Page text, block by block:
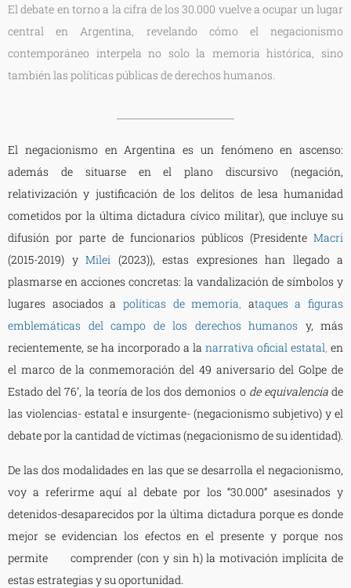
El debate en torno a la cifra de los 30.000 vuelve a ocupar un lugar
central en Argentina, revelando cómo el negacionismo
contemporáneo interpela no solo la memoria histórica, sino
también las políticas públicas de derechos humanos.
El negacionismo en Argentina es un fenómeno en ascenso:
además de situarse en el plano discursivo (negación,
relativización y justificación de los delitos de lesa humanidad
cometidos por la última dictadura cívico militar), que incluye su
difusión por parte de funcionarios públicos (Presidente Macri
(2015-2019) y Milei (2023)), estas expresiones han llegado a
plasmarse en acciones concretas: la vandalización de símbolos y
lugares asociados a políticas de memoria, ataques a figuras
emblemáticas del campo de los derechos humanos y, más
recientemente, se ha incorporado a la narrativa oficial estatal, en
el marco de la conmemoración del 49 aniversario del Golpe de
Estado del 76’, la teoría de los dos demonios o de equivalenciade
las violencias- estatal e insurgente- (negacionismo subjetivo) y el
debate por la cantidad de víctimas (negacionismo de su identidad).
De las dos modalidades en las que se desarrolla el negacionismo,
voy a referirme aquí al debate por los “30.000” asesinados y
detenidos-desaparecidos por la última dictadura porque es donde
mejor se evidencian los efectos en el presente y porque nos
permite comprender (con y sin h) la motivación implícita de
estas estrategias y su oportunidad.